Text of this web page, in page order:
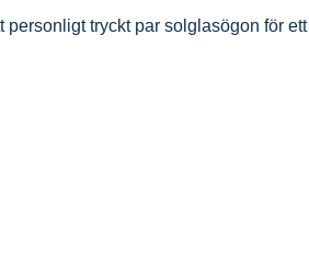
tryckt par solglasögon för ett